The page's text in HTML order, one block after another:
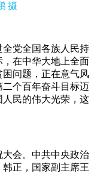
摄
党全国各族人民持
在中华大地上全面
问题，正在意气风
个百年奋斗目标迈
民的伟大光荣，这
会。中共中央政治
正，国家副主席王